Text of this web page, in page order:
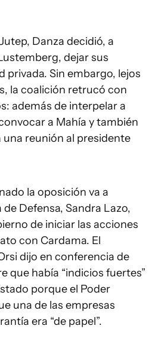
Danza decidió, a
dejar sus
privada. Sin embargo, lejos
la coalición retrucó con
además de interpelar a
a Mahía y también
reunión al presidente
la oposición va a
Defensa, Sandra Lazo,
de iniciar las acciones
con Cardama. El
dijo en conferencia de
que había “indicios fuertes”
porque el Poder
una de las empresas
era “de papel”.